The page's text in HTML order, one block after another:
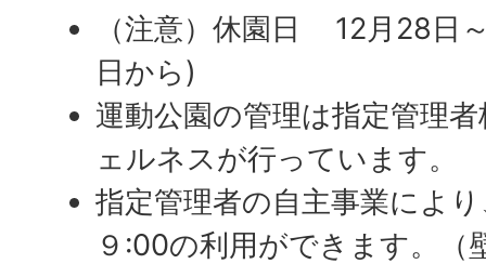
（注意）休園日 12月28日
日から)
運動公園の管理は指定管理
ェルネスが行っています。
指定管理者の自主事業によ
９:00の利用ができます。（